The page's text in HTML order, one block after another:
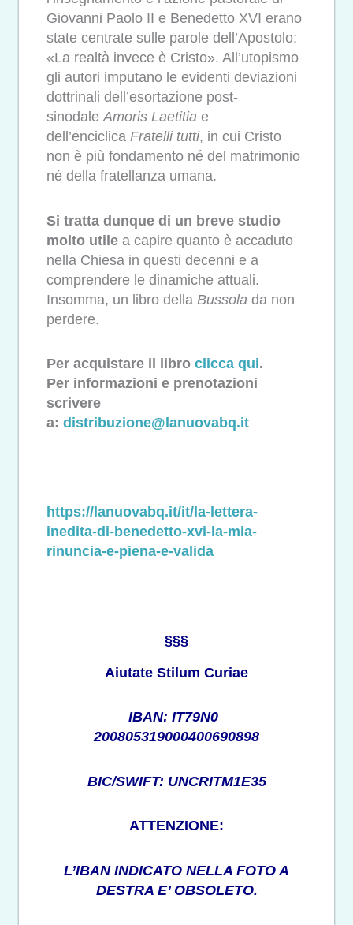
Giovanni Paolo II e Benedetto XVI erano
state centrate sulle parole dell’Apostolo:
«La realtà invece è Cristo». All’utopismo
gli autori imputano le evidenti deviazioni
dottrinali dell’esortazione post-
sinodaleAmoris Laetitia e
dell’enciclica Fratelli tutti, in cui Cristo
non è più fondamento né del matrimonio
né della fratellanza umana.
Si tratta dunque di un breve studio
molto utile a capire quanto è accaduto
nella Chiesa in questi decenni e a
comprendere le dinamiche attuali.
Insomma, un libro della Bussola da non
perdere.
Per acquistare il libro clicca qui.
Per informazioni e prenotazioni
scrivere
a: distribuzione@lanuovabq.it
https://lanuovabq.it/it/la-lettera-
inedita-di-benedetto-xvi-la-mia-
rinuncia-e-piena-e-valida
§§§
Aiutate Stilum Curiae
IBAN: IT79N0
200805319000400690898
BIC/SWIFT: UNCRITM1E35
ATTENZIONE:
L’IBAN INDICATO NELLA FOTO A
DESTRA E’ OBSOLETO.